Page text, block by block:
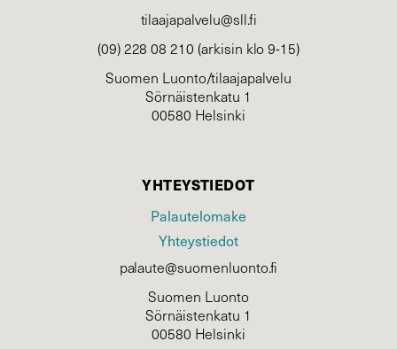
tilaajapalvelu@sll.fi
(09) 228 08 210 (arkisin klo 9-15)
Suomen Luonto/tilaajapalvelu
Sörnäistenkatu 1
00580 Helsinki
YHTEYSTIEDOT
Palautelomake
Yhteystiedot
palaute@suomenluonto.fi
Suomen Luonto
Sörnäistenkatu 1
00580 Helsinki